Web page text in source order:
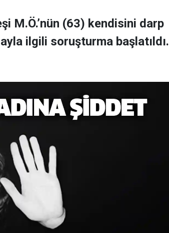
M.Ö.’nün (63) kendisini darp
ilgili soruşturma başlatıldı.